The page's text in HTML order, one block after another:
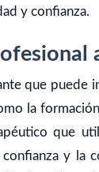
y confianza.
que puede
la
que
y la